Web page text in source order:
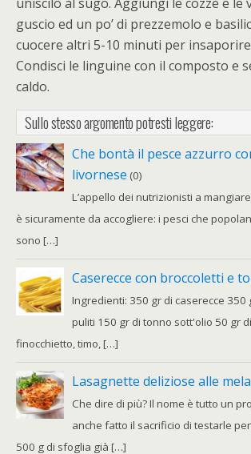
guscio ed un po’ di prezzemolo e
cuocere altri 5-10 minuti per
Condisci le linguine con il composto e
caldo.
Sullo stesso argomento potresti leggere:
Che bontà il pesce azzurro
livornese (0)
L’appello dei nutrizionisti a
è sicuramente da accogliere: i pesci che
sono […]
Caserecce con broccoletti e
Ingredienti: 350 gr di caserecce 350
puliti 150 gr di tonno sott'olio 50 gr
finocchietto, timo, […]
Lasagnette deliziose alle
Che dire di più? Il nome è tutto un
anche fatto il sacrificio di testarle
500 g di sfoglia già […]